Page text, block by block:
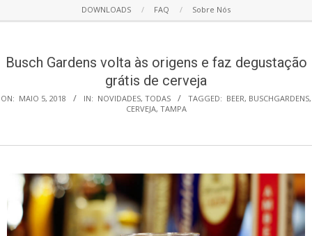
Navigation
DOWNLOADS FAQ Sobre Nós
Busch Gardens volta às origens e faz degustação
grátis de cerveja
ON: MAIO 5, 2018 IN: NOVIDADES, TODAS TAGGED: BEER, BUSCHGARDENS,
CERVEJA, TAMPA